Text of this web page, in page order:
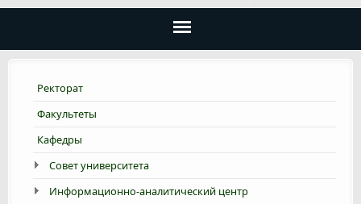
Ректорат
Факультеты
Кафедры
Совет университета
Информационно-аналитический центр